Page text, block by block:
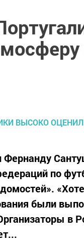
Фернанду
по
были
в